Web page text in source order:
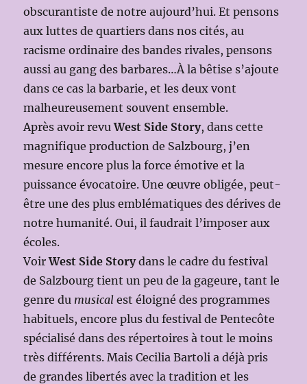
obscurantiste de notre aujourd’hui. Et pensons
aux luttes de quartiers dans nos cités, au
racisme ordinaire des bandes rivales, pensons
aussi au gang des barbares…À la bêtise s’ajoute
dans ce cas la barbarie, et les deux vont
malheureusement souvent ensemble.
Après avoir revuWest Side Story, dans cette
magnifique production de Salzbourg, j’en
mesure encore plus la force émotive et la
puissance évocatoire. Une œuvre obligée, peut-
être une des plus emblématiques des dérives de
notre humanité. Oui, il faudrait l’imposer aux
écoles.
VoirWest Side Storydans le cadre du festival
de Salzbourg tient un peu de la gageure, tant le
genre du musical est éloigné des programmes
habituels, encore plus du festival de Pentecôte
spécialisé dans des répertoires à tout le moins
très différents. Mais Cecilia Bartoli a déjà pris
de grandes libertés avec la tradition et les